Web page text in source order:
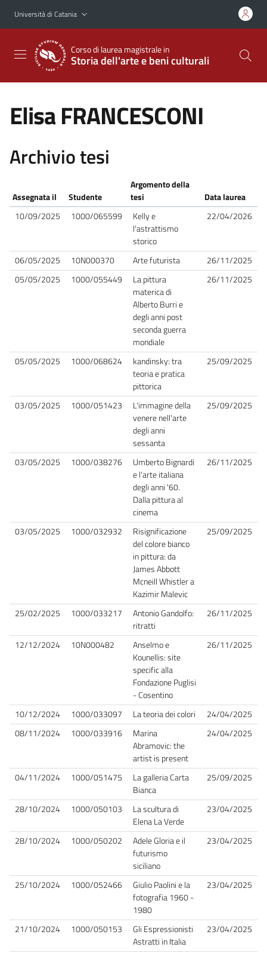
Vai al contenuto principale
Vai al menu di navigazione
Università di Catania
Corso di laurea magistrale in
Storia dell'arte e beni culturali
Elisa FRANCESCONI
Archivio tesi
Assegnata il Studente
Argomento della
tesi
Data laurea
10/09/2025
1000/065599
Kelly e
l'astrattismo
storico
22/04/2026
06/05/2025 10N000370 Arte futurista
26/11/2025
05/05/2025
1000/055449
La pittura
materica di
Alberto Burri e
degli anni post
seconda guerra
mondiale
26/11/2025
05/05/2025 1000/068624
kandinsky: tra
teoria e pratica
pittorica
25/09/2025
03/05/2025 1000/051423
L'immagine della
venere nell'arte
degli anni
sessanta
25/09/2025
03/05/2025 1000/038276
Umberto Bignardi
e l'arte italiana
degli anni '60.
Dalla pittura al
cinema
26/11/2025
03/05/2025 1000/032932
Risignificazione
del colore bianco
in pittura: da
James Abbott
Mcneill Whistler a
Kazimir Malevic
25/09/2025
25/02/2025 1000/033217
Antonio Gandolfo:
ritratti
26/11/2025
12/12/2024 10N000482
Anselmo e
Kounellis: site
specific alla
Fondazione Puglisi
- Cosentino
26/11/2025
10/12/2024 1000/033097 La teoria dei colori
24/04/2025
08/11/2024
1000/033916
Marina
Abramovic: the
artist is present
24/04/2025
04/11/2024 1000/051475
La galleria Carta
Bianca
25/09/2025
28/10/2024 1000/050103
La scultura di
Elena La Verde
23/04/2025
28/10/2024 1000/050202
Adele Gloria e il
futurismo
siciliano
23/04/2025
25/10/2024 1000/052466
Giulio Paolini e la
fotografia 1960 -
1980
23/04/2025
21/10/2024 1000/050153
Gli Espressionisti
Astratti in Italia
23/04/2025